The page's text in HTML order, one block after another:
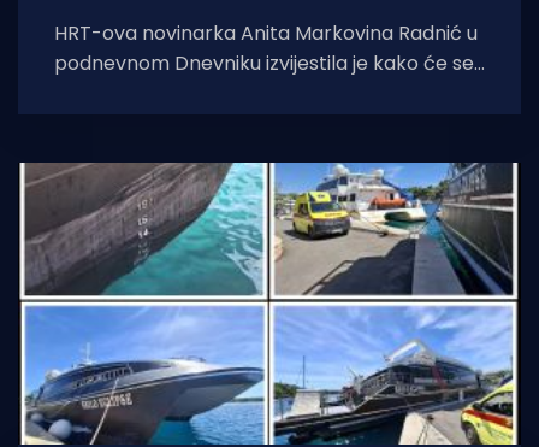
HRT-ova novinarka Anita Markovina Radnić u
podnevnom Dnevniku izvijestila je kako će se